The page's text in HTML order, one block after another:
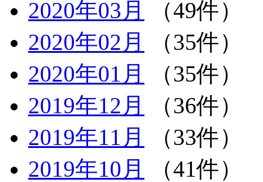
2020年03月
（49件）
2020年02月
（35件）
2020年01月
（35件）
2019年12月
（36件）
2019年11月
（33件）
2019年10月
（41件）